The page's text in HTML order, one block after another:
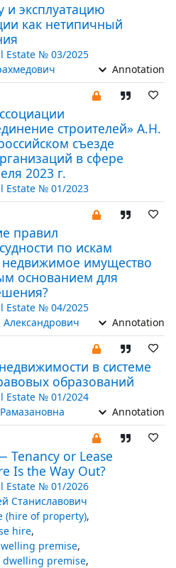
и эксплуатацию
как нетипичный
Estate № 03/2025
Annotation
строителей» А.Н.
съезде
в сфере
2023 г.
Estate № 01/2023
правил
по искам
имущество
основанием для
Estate № 04/2025
Annotation
в системе
образований
Estate № 01/2024
Annotation
Tenancy or Lease
Is the Way Out?
Estate № 01/2026
Станиславович
(hire of property),
hire,
premise,
dwelling premise,